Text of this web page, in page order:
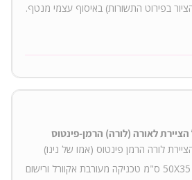
בפירוט התשורות) באיסוף עצמי מנטף.
לאורה (לורה) הרמן-פינטוס
לורה הרמן פינטוס (אמו של נינו)
משנות ה-80. גודל הציור 50X35 ס"מ טכניקה מעורבת אקוורל ורישום